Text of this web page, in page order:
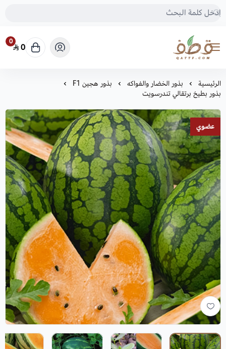
متجر قطف للبذور
0
0
الرئيسية بذور الخضار والفواكه
بذور هجين F1
بذور بطيخ برتقالي تندرسويت
عضوي